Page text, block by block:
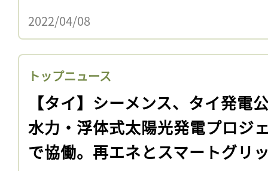
2022/04/08
トップニュース
【タイ】シーメンス、タイ発電
水力・浮体式太陽光発電プロジ
で協働。再エネとスマートグリ